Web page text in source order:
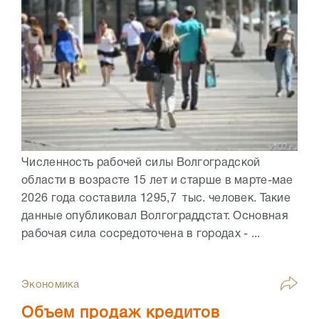
Численность рабочей силы Волгоградской
области в возрасте 15 лет и старше в марте-мае
2026 года составила 1295,7 тыс. человек. Такие
данные опубликовал Волгограддстат. Основная
рабочая сила сосредоточена в городах - ...
Экономика
Объем продаж кредитов